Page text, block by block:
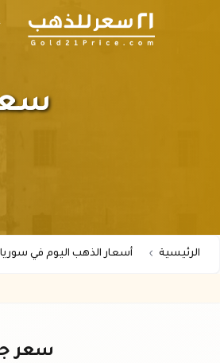
سعر
الرئيسية أسعار الذهب اليوم في سوريا
سعر جرام